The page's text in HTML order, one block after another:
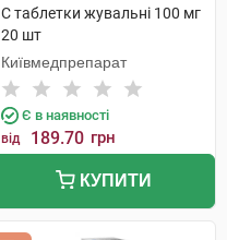
C таблетки жувальні 100 мг
20 шт
Київмедпрепарат
Є в наявності
від 189.70 грн
КУПИТИ